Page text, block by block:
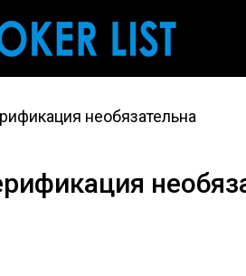
необязательна